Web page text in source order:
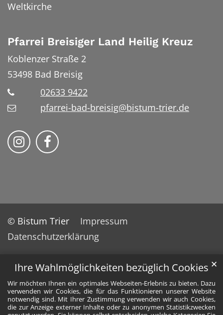
Ihre Wahlmöglichkeiten bezüglich Cookies
Wir möchten Ihnen ein optimales Webseiten-Erlebnis zu bieten. Dazu
verwenden wir Cookies, die für das Funktionieren unserer Website
notwendig sind. Mit Ihrer Zustimmung verwenden wir auch Cookies,
die zur Anzeige externer Inhalte oder zu anonymen Statistikzwecken
✕
Weltkirche
Pfarrei Breisiger Land Heilig Kreuz
Koblenzer Straße 2
53498 Bad Breisig
02633 9422
pfarrei-bad-breisig@bistum-trier.de
Folge uns auf Instragram
Folge uns auf Facebook
© Bistum Trier
Impressum
Datenschutzerklärung